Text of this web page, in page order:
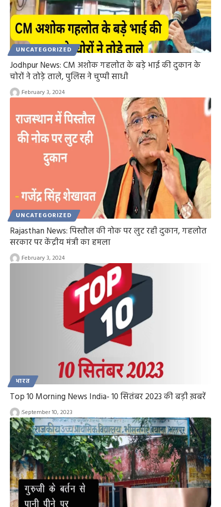
UNCATEGORIZED
Jodhpur News: CM अशोक गहलोत के बड़े भाई की दुकान के
चोरों ने तोड़े ताले, पुलिस ने चुप्पी साधी
February 3, 2024
UNCATEGORIZED
Rajasthan News: पिस्तौल की नोक पर लुट रही दुकान, गहलोत
सरकार पर केंद्रीय मंत्री का हमला
February 3, 2024
भारत
Top 10 Morning News India- 10 सितंबर 2023 की बड़ी ख़बरें
September 10, 2023